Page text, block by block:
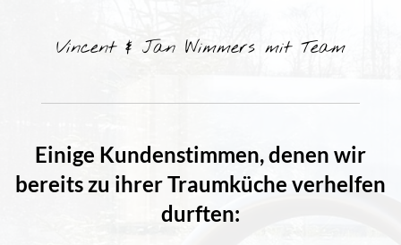
Vincent & Jan Wimmers mit Team
Einige Kundenstimmen, denen wir
bereits zu ihrer Traumküche verhelfen
durften: